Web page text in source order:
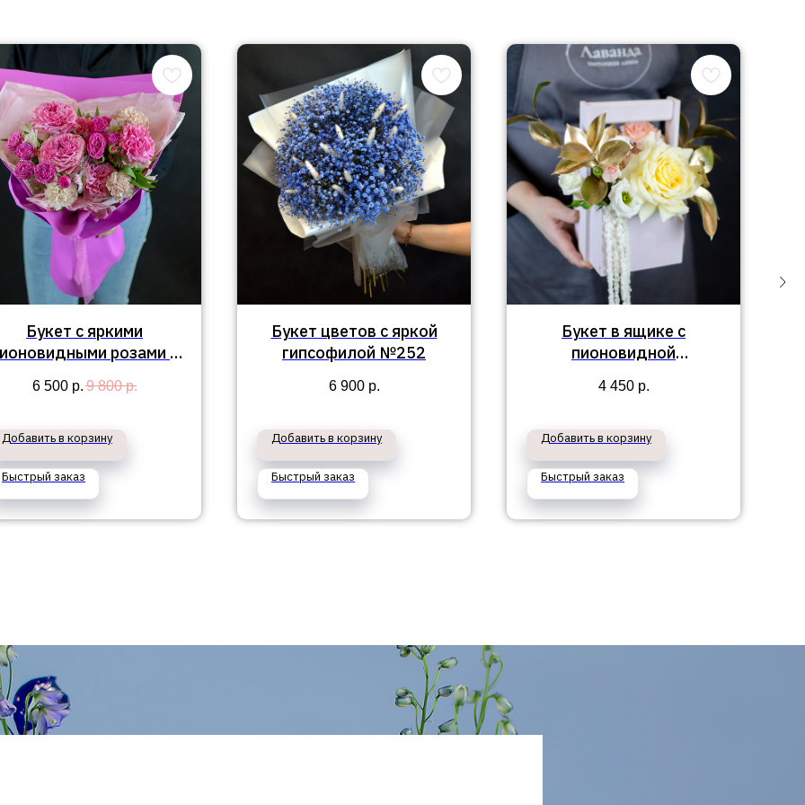
Букет с яркими
розами и
6 500 р. 9 800 р.
Добавить в корзину
Быстрый заказ
Букет цветов с яркой
гипсофилой №252
6 900 р.
Добавить в корзину
Быстрый заказ
Букет в ящике с
пионовидной
кустовой розой,
№390
4 450 р.
Добавить в корзину
Быстрый заказ